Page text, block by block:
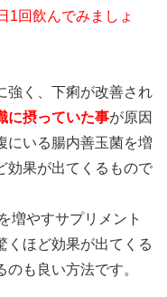
1回飲んでみましょ
強く、下痢が改善され
に摂っていた事が原因
にいる腸内善玉菌を増
効果が出てくるもので
増やすサプリメント
くほど効果が出てくる
も良い方法です。